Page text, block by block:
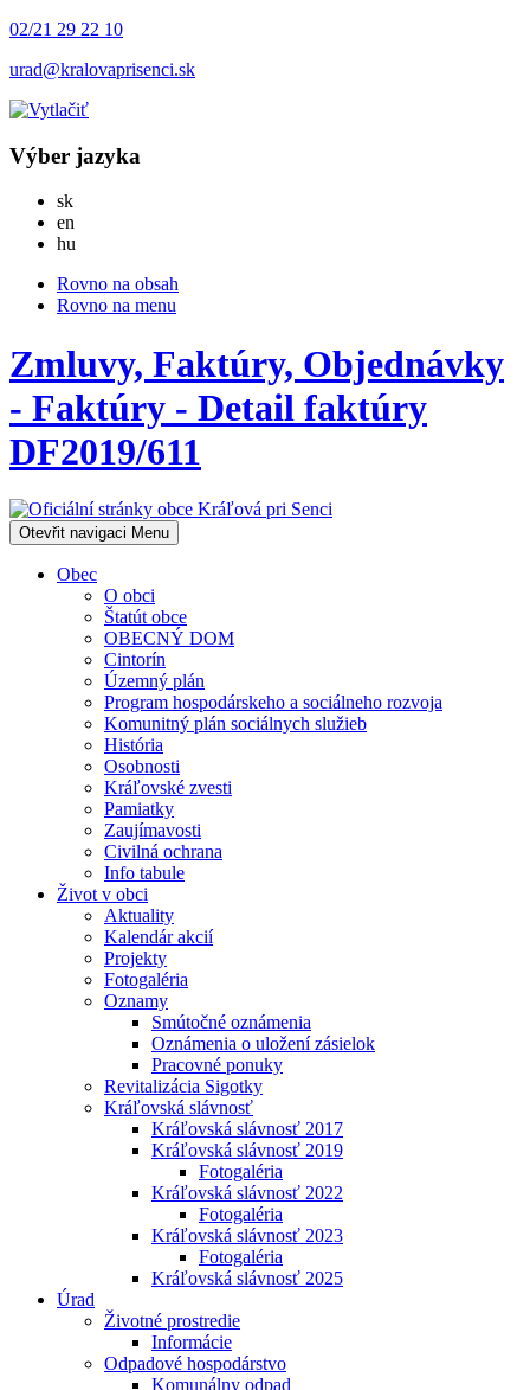
02/21 29 22 10
urad@kralovaprisenci.sk
Výber jazyka
skSlovensky
en
hu
Rovno na obsah
Rovno na menu
Zmluvy, Faktúry, Objednávky
- Faktúry - Detail faktúry
DF2019/611
Otevřit navigaci Menu
Obec
O obci
Štatút obce
OBECNÝ DOM
Cintorín
Územný plán
Program hospodárskeho a sociálneho rozvoja
Komunitný plán sociálnych služieb
História
Osobnosti
Kráľovské zvesti
Pamiatky
Zaujímavosti
Civilná ochrana
Info tabule
Život v obci
Aktuality
Kalendár akcií
Projekty
Fotogaléria
Oznamy
Smútočné oznámenia
Oznámenia o uložení zásielok
Pracovné ponuky
Revitalizácia Sigotky
Kráľovská slávnosť
Kráľovská slávnosť 2017
Kráľovská slávnosť 2019
Fotogaléria
Kráľovská slávnosť 2022
Fotogaléria
Kráľovská slávnosť 2023
Fotogaléria
Kráľovská slávnosť 2025
Úrad
Životné prostredie
Informácie
Odpadové hospodárstvo
Komunálny odpad